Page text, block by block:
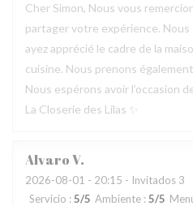
Cher Simon, Nous vous
partager votre expérience.
ayez apprécié le cadre de la
cuisine. Nous prenons
Nous espérons avoir l’occasion
La Closerie des Lilas ✨
AlvaroV
2026-08-01 - 20:15 - Invitados 3
Servicio : 5/5 Ambiente : 5/5